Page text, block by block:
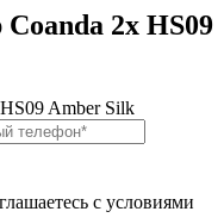
2x HS09
с условиями